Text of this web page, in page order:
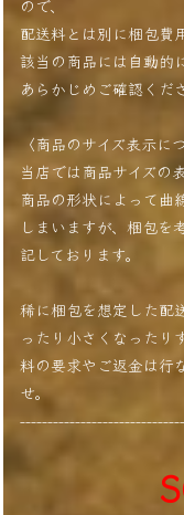
ので、
配送料とは別に梱包費
該当の商品には自動的
あらかじめご確認くだ
〈商品のサイズ表示に
当店では商品サイズの
商品の形状によって曲
しまいますが、梱包を
記しております。
稀に梱包を想定した配
ったり小さくなったり
料の要求やご返金は行
せ。